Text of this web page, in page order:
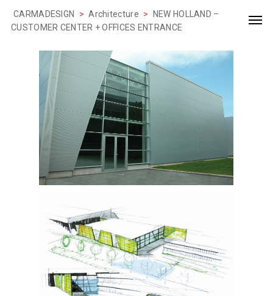
CARMADESIGN > Architecture >
NEW HOLLAND –
CUSTOMER CENTER + OFFICES ENTRANCE